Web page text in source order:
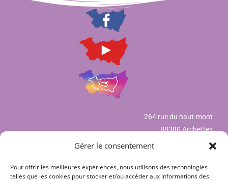
Gérer le consentement
Pour offrir les meilleures expériences, nous utilisons des technologies
telles que les cookies pour stocker et/ou accéder aux informations des
264 rue du haut-mont
88380 Archettes
Mentions légales